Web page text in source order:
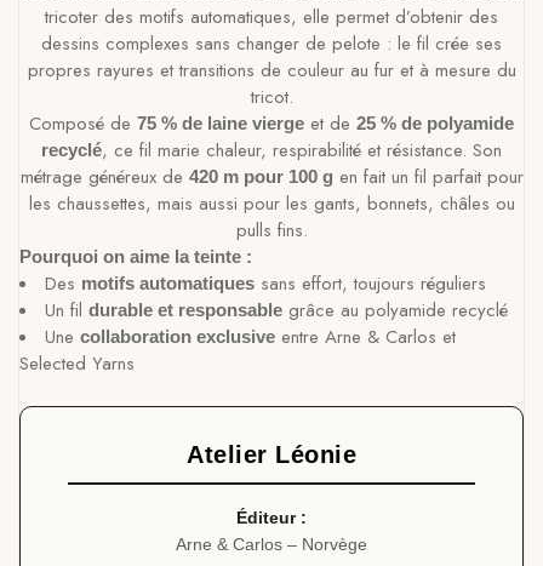
tricoter des motifs automatiques, elle permet d’obtenir des
dessins complexes sans changer de pelote : le fil crée ses
propres rayures et transitions de couleur au fur et à mesure du
tricot.
Composé de 75 % de laine vierge et de 25 % de polyamide
recyclé, ce fil marie chaleur, respirabilité et résistance. Son
métrage généreux de 420 m pour 100 g en fait un fil parfait pour
les chaussettes, mais aussi pour les gants, bonnets, châles ou
pulls fins.
Pourquoi on aime la teinte :
Des motifs automatiques sans effort, toujours réguliers
Un fil durable et responsable grâce au polyamide recyclé
Une collaboration exclusive entre Arne & Carlos et
Selected Yarns
Atelier Léonie
Éditeur :
Arne & Carlos – Norvège